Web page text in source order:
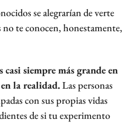
se alegrarían de verte
te conocen, honestamente,
siempre más grande en
la realidad. Las personas
con sus propias vidas
de si tu experimento